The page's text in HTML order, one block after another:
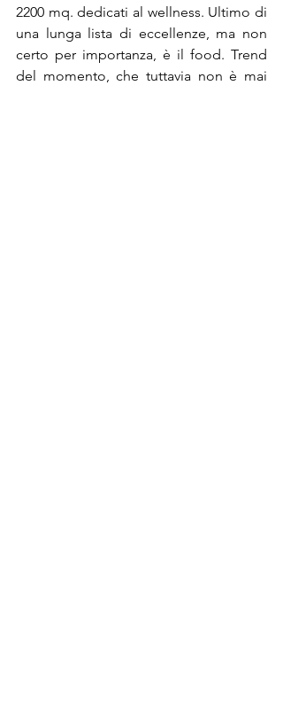
2200 mq. dedicati al wellness. Ultimo di
una lunga lista di eccellenze, ma non
certo per importanza, è il food. Trend
del momento, che tuttavia non è mai